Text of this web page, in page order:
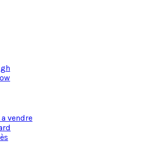
intelligente offre une
Des compartiments dédiés pour
gadgets électroniques et les
assurent une gestion efficace de
remplie. La mallette est dotée de
et de finitions en cuir de première
non seulement une durabilité
aussi une expérience luxueuse à
avec style en optant pour la
vintage, l’alliance parfaite
vendre